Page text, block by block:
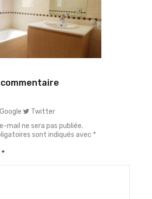
Google
Twitter
mail ne sera pas publiée.
sont indiqués avec *
*